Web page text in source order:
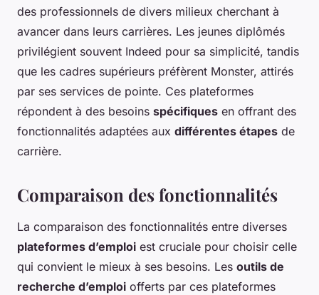
des professionnels de divers milieux cherchant à
avancer dans leurs carrières. Les jeunes diplômés
privilégient souvent Indeed pour sa simplicité, tandis
que les cadres supérieurs préfèrent Monster, attirés
par ses services de pointe. Ces plateformes
répondent à des besoins spécifiques en offrant des
fonctionnalités adaptées aux différentes étapes de
carrière.
Comparaison des fonctionnalités
La comparaison des fonctionnalités entre diverses
plateformes d’emploi est cruciale pour choisir celle
qui convient le mieux à ses besoins. Les outils de
recherche d’emploi offerts par ces plateformes